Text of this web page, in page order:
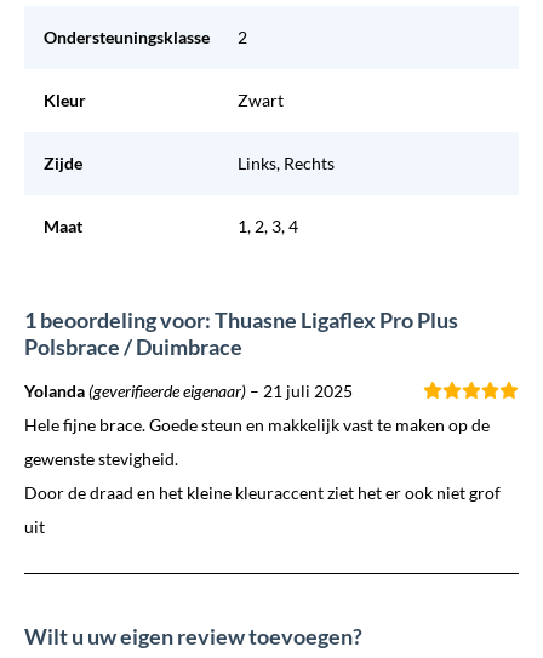
Ondersteuningsklasse 2
Kleur Zwart
Zijde Links, Rechts
Maat 1, 2, 3, 4
1 beoordeling voor: Thuasne Ligaflex Pro Plus
Polsbrace / Duimbrace
Yolanda(geverifieerde eigenaar) – 21 juli 2025
Hele fijne brace. Goede steun en makkelijk vast te maken op de
gewenste stevigheid.
Door de draad en het kleine kleuraccent ziet het er ook niet grof
uit
Wilt u uw eigen review toevoegen?